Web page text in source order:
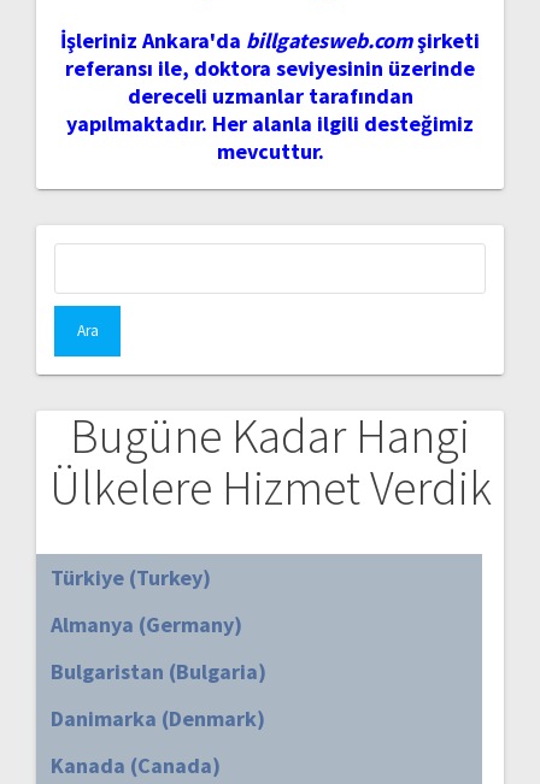
İşleriniz Ankara'da billgatesweb.comşirketi
referansı ile, doktora seviyesinin üzerinde
dereceli uzmanlar tarafından
yapılmaktadır. Her alanla ilgili desteğimiz
mevcuttur.
Bugüne Kadar Hangi
Ülkelere Hizmet Verdik
Türkiye (Turkey)
Almanya (Germany)
Bulgaristan (Bulgaria)
Danimarka (Denmark)
Kanada (Canada)